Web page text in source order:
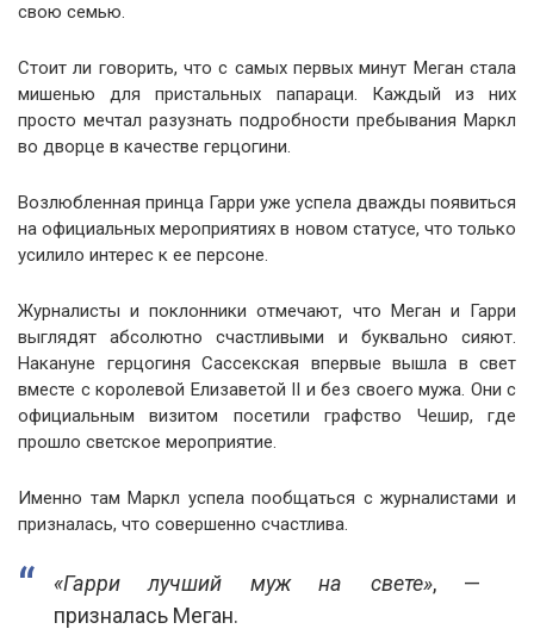
свою семью.
Стоит ли говорить, что с самых первых минут Меган стала
мишенью для пристальных папараци. Каждый из них
просто мечтал разузнать подробности пребывания Маркл
во дворце в качестве герцогини.
Возлюбленная принца Гарри уже успела дважды появиться
на официальных мероприятиях в новом статусе, что только
усилило интерес к ее персоне.
Журналисты и поклонники отмечают, что Меган и Гарри
выглядят абсолютно счастливыми и буквально сияют.
Накануне герцогиня Сассекская впервые вышла в свет
вместе с королевой Елизаветой II и без своего мужа. Они с
официальным визитом посетили графство Чешир, где
прошло светское мероприятие.
Именно там Маркл успела пообщаться с журналистами и
призналась, что совершенно счастлива.
«Гарри лучший муж на свете», —
призналась Меган.